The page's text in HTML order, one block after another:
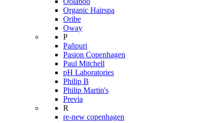
Organic Hairspa
Oribe
Oway
P
Pañpuri
Pasion Copenhagen
Paul Mitchell
pH Laboratories
Philip B
Philip Martin's
Previa
R
re-new copenhagen